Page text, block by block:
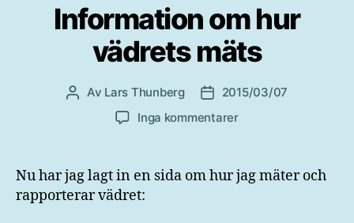
Information om hur
vädrets mäts
Inläggsförfattare
Av Lars Thunberg Inläggsdatum
2015/03/07
Inga kommentarertill
hur
vädrets
Nu har jag lagt in en sida om hur jag mäter och
rapporterar vädret: